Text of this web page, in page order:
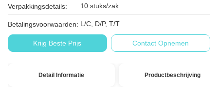
Verpakkingsdetails: 10 stuks/zak
Betalingsvoorwaarden: L/C, D/P, T/T
Krijg Beste Prijs Contact Opnemen
Detail Informatie Productbeschrijving